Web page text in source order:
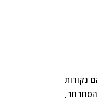
נקודות
הסחרחר,